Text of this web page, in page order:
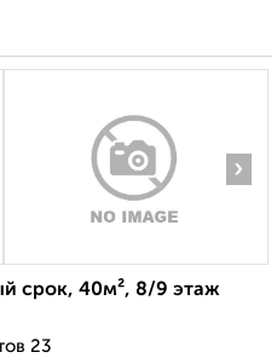
›
срок, 40м², 8/9 этаж
23